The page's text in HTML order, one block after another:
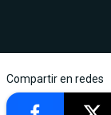
Compartir en redes